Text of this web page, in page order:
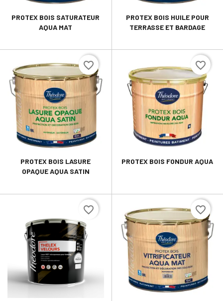
PROTEX BOIS SATURATEUR
AQUA MAT
PROTEX BOIS HUILE POUR
TERRASSE ET BARDAGE
PROTEX BOIS LASURE
OPAQUE AQUA SATIN
favorite_border
PROTEX BOIS FONDUR AQUA
favorite_border
favorite_border favorite_border